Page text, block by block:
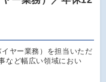
ヤー業務）を担当いただ
など幅広い領域におい